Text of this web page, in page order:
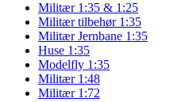
Militær 1:35 & 1:25
Militær tilbehør 1:35
Militær Jernbane 1:35
Huse 1:35
Modelfly 1:35
Militær 1:48
Militær 1:72